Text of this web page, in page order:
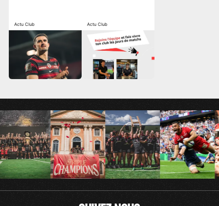
Actu Club Actu Club